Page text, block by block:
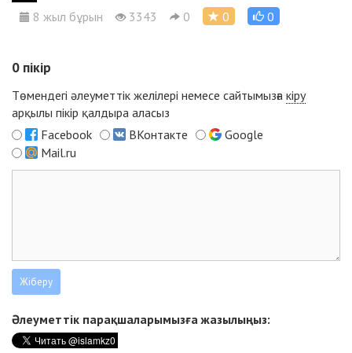
8 жыл бұрын
3343 0 0 0
0 пікір
Төмендегі әлеуметтік желілері немесе сайтымызға кіру
арқылы пікір қалдыра аласыз
Facebook
ВКонтакте
Google
Mail.ru
Әлеуметтік парақшаларымызға жазылыңыз: